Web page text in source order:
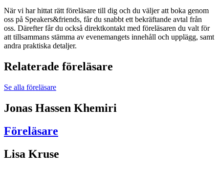
När vi har hittat rätt föreläsare till dig och du väljer att boka genom
oss på Speakers&friends, får du snabbt ett bekräftande avtal från
oss. Därefter får du också direktkontakt med föreläsaren du valt för
att tillsammans stämma av evenemangets innehåll och upplägg, samt
andra praktiska detaljer.
Relaterade föreläsare
Se alla föreläsare
Jonas Hassen Khemiri
Föreläsare
Lisa Kruse